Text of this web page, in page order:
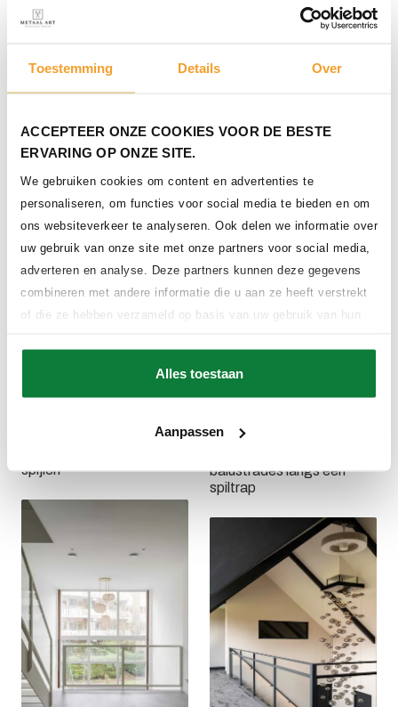
Toestemming Details Over
ACCEPTEER ONZE COOKIES VOOR DE BESTE
ERVARING OP ONZE SITE.
We gebruiken cookies om content en advertenties te
personaliseren, om functies voor social media te bieden en om
ons websiteverkeer te analyseren. Ook delen we informatie over
uw gebruik van onze site met onze partners voor social media,
adverteren en analyse. Deze partners kunnen deze gegevens
combineren met andere informatie die u aan ze heeft verstrekt
of die ze hebben verzameld op basis van uw gebruik van hun
Alles toestaan
Aanpassen
Een volledig stalen
balustrade met horizontale
spijlen bij een trap
Stalen balustrade met
spijlen
balustrades langs een
spiltrap